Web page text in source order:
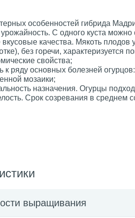
особенностей гибрида
С одного куста можно
качества. Мякоть плодов
без горечи,
свойства;
к ряду основных болезней
мозаики;
назначения. Огурцы
Срок созревания в среднем
выращивания